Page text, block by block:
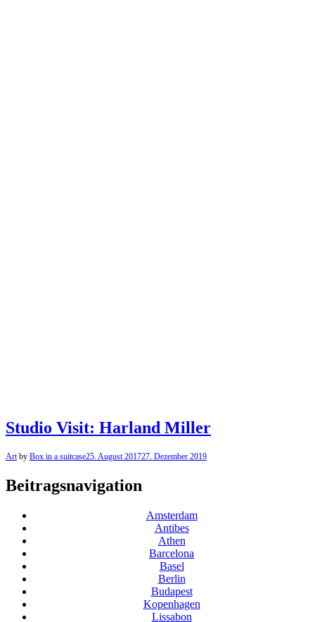
Studio Visit: Harland Miller
Artby Box in a suitcase25. August 201727. Dezember 2019
Beitragsnavigation
Amsterdam
Antibes
Athen
Barcelona
Basel
Berlin
Budapest
Kopenhagen
Lissabon